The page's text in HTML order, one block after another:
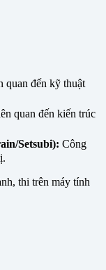
quan đến kỹ thuật
quan đến kiến trúc
Setsubi): Công
thi trên máy tính